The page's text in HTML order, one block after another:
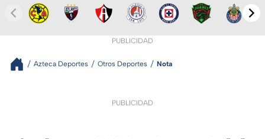
PUBLICIDAD
Azteca Deportes Otros Deportes Nota
PUBLICIDAD